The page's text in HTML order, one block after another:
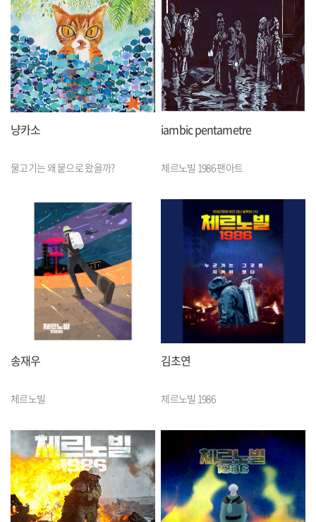
냥카소
물고기는 왜 뭍으로 왔을까?
iambic pentametre
체르노빌 1986 팬아트
송재우
체르노빌
김초연
체르노빌 1986